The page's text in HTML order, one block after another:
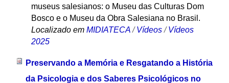
museus salesianos: o Museu das Culturas Dom
Bosco e o Museu da Obra Salesiana no Brasil.
Localizado em MIDIATECA /Vídeos /Vídeos
2025
Preservando a Memória e Resgatando a História
da Psicologia e dos Saberes Psicológicos no